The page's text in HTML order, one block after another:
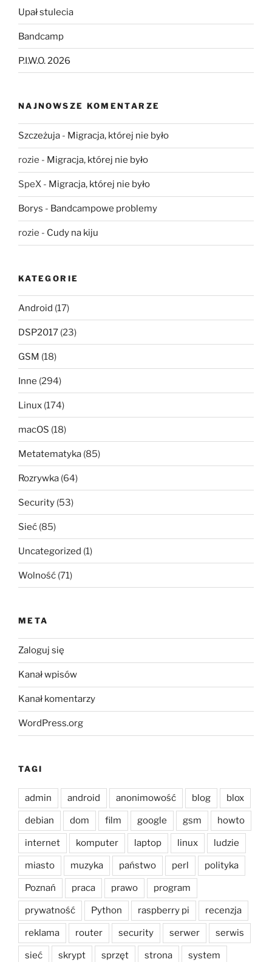
Upał stulecia
Bandcamp
P.I.W.O. 2026
NAJNOWSZE KOMENTARZE
Szczeżuja - Migracja, której nie było
rozie - Migracja, której nie było
SpeX - Migracja, której nie było
Borys - Bandcampowe problemy
rozie - Cudy na kiju
KATEGORIE
Android (17)
DSP2017 (23)
GSM (18)
Inne (294)
Linux (174)
macOS (18)
Metatematyka (85)
Rozrywka (64)
Security (53)
Sieć (85)
Uncategorized (1)
Wolność (71)
META
Zaloguj się
Kanał wpisów
Kanał komentarzy
WordPress.org
TAGI
admin android anonimowość blog blox
debian dom film google gsm howto
internet komputer laptop linux ludzie
miasto muzyka państwo perl polityka
Poznań praca prawo program
prywatność Python raspberry pi recenzja
reklama router security serwer serwis
sieć skrypt sprzęt strona system